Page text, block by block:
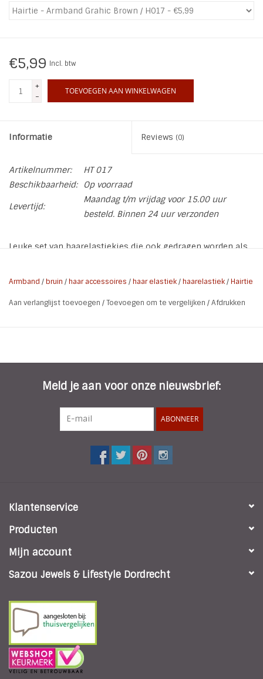
€5,99 Incl. btw
+
-
TOEVOEGEN AAN WINKELWAGEN
Informatie Reviews (0)
Artikelnummer:
HT 017
Beschikbaarheid:
Op voorraad
Levertijd:
Maandag t/m vrijdag voor 15.00 uur
besteld. Binnen 24 uur verzonden
Leuke set van haarelastiekjes die ook gedragen worden als
glanzend elastiek. Mix verschillende kleuren door elkaar
comfortabel in het dragen. Omdat erg geen ijzertje aan zit
Armband /bruin /haar accessoires /haar elastiek/haarelastiek/Hairtie
Aan verlanglijst toevoegen /Toevoegen om te vergelijken /Afdrukken
Meld je aan voor onze nieuwsbrief:
ABONNEER
Klantenservice
Producten
Mijn account
Sazou Jewels & Lifestyle Dordrecht